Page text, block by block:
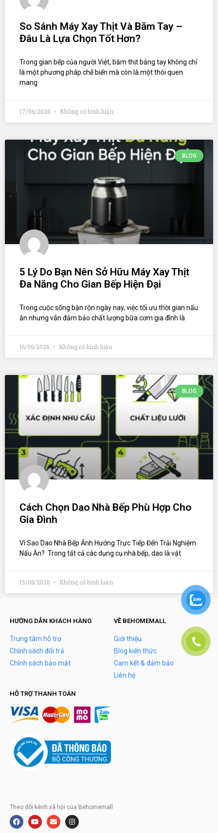
So Sánh Máy Xay Thịt Và Băm Tay –
Đâu Là Lựa Chọn Tốt Hơn?
Trong gian bếp của người Việt, băm thịt bằng tay không chỉ
là một phương pháp chế biến mà còn là một thói quen
mang
17/06/2026 Không có bình luận
BLOG
5 Lý Do Bạn Nên Sở Hữu Máy Xay Thịt
Đa Năng Cho Gian Bếp Hiện Đại
Trong cuộc sống bận rộn ngày nay, việc tối ưu thời gian nấu
ăn nhưng vẫn đảm bảo chất lượng bữa cơm gia đình là
16/06/2026 Không có bình luận
BLOG
Cách Chọn Dao Nhà Bếp Phù Hợp Cho
Gia Đình
Vì Sao Dao Nhà Bếp Ảnh Hưởng Trực Tiếp Đến Trải Nghiệm
Nấu Ăn? Trong tất cả các dụng cụ nhà bếp, dao là vật
15/06/2026 Không có bình luận
HƯỚNG DẪN KHÁCH HÀNG
Trung tâm hỗ trợ
Chính sách đổi trả
Chính sách bảo mật
VỀ BEHOMEMALL
Giới thiệu
Blog kiến thức
Cam kết & đảm bảo
Liên hệ
HỖ TRỢ THANH TOÁN
Theo dõi kênh xã hội của Behomemall